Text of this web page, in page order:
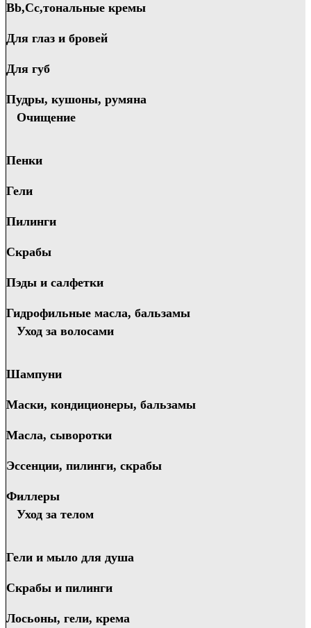
Bb,Cc,тональные кремы
Для глаз и бровей
Для губ
Пудры, кушоны, румяна
Очищение
Пенки
Гели
Пилинги
Скрабы
Пэды и салфетки
Гидрофильные масла, бальзамы
Уход за волосами
Шампуни
Маски, кондиционеры, бальзамы
Масла, сыворотки
Эссенции, пилинги, скрабы
Филлеры
Уход за телом
Гели и мыло для душа
Скрабы и пилинги
Лосьоны, гели, крема